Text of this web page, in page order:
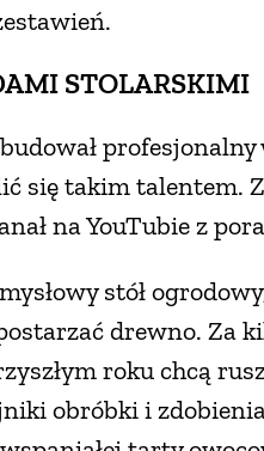
STOLARSKIMI
się takim talentem.
na YouTubie z
stół
drewno. Za
roku chcą
obróbki i